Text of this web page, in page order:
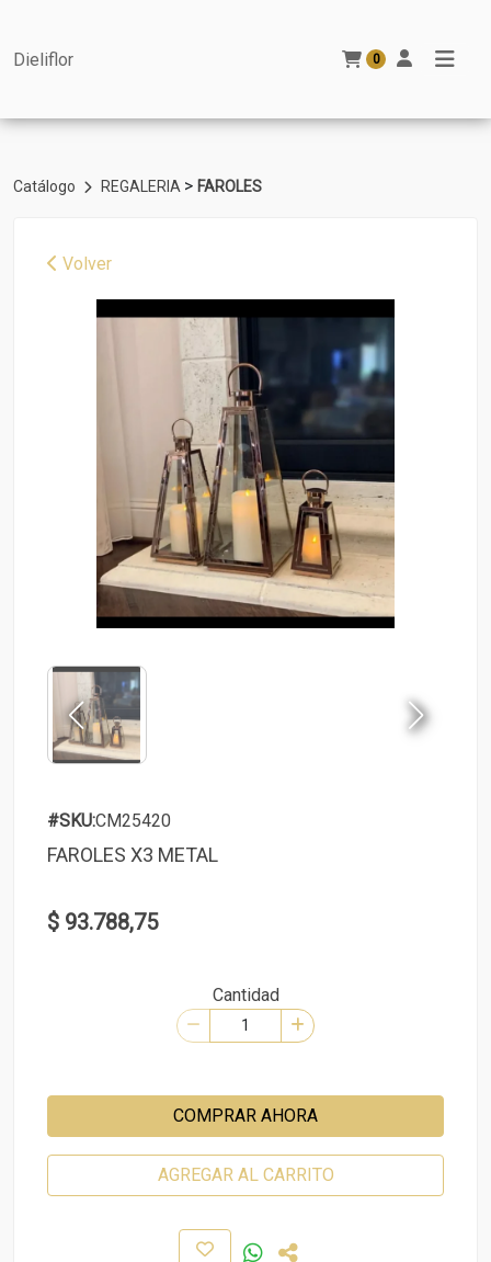
Dieliflor 0
Catálogo REGALERIA > FAROLES
Volver
#SKU:CM25420
FAROLES X3 METAL
$ 93.788,75
Cantidad
COMPRAR AHORA
AGREGAR AL CARRITO